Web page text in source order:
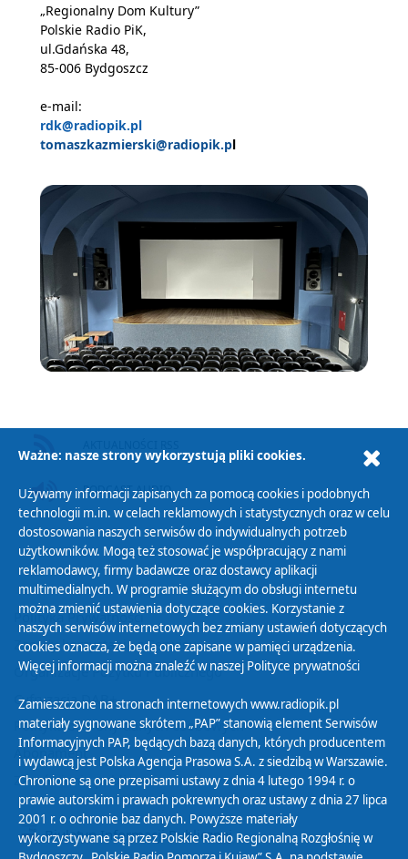
„Regionalny Dom Kultury”
Polskie Radio PiK,
ul.Gdańska 48,
85-006 Bydgoszcz
e-mail:
rdk@radiopik.pl
tomaszkazmierski@radiopik.pl
PODCAST AUDIO
Polityka Prywatności
Zasady korzystania z Serwisu
Organizacje Pożytku Publicznego
Cyfryzacja DAB+
Polityka ochrony danych osobowych
Abonament
Zamówienia publiczne
Biuletyn Informacji Publicznej
Ważne: nasze strony wykorzystują pliki cookies.
Używamy informacji zapisanych za pomocą cookies i podobnych
technologii m.in. w celach reklamowych i statystycznych oraz w celu
dostosowania naszych serwisów do indywidualnych potrzeb
użytkowników. Mogą też stosować je współpracujący z nami
reklamodawcy, firmy badawcze oraz dostawcy aplikacji
multimedialnych. W programie służącym do obsługi internetu
można zmienić ustawienia dotyczące cookies. Korzystanie z
naszych serwisów internetowych bez zmiany ustawień dotyczących
cookies oznacza, że będą one zapisane w pamięci urządzenia.
Więcej informacji można znaleźć w naszej Polityce prywatności
Zamieszczone na stronach internetowych www.radiopik.pl
materiały sygnowane skrótem „PAP” stanowią element Serwisów
Informacyjnych PAP, będących bazą danych, których producentem
i wydawcą jest Polska Agencja Prasowa S.A. z siedzibą w Warszawie.
Chronione są one przepisami ustawy z dnia 4 lutego 1994 r. o
prawie autorskim i prawach pokrewnych oraz ustawy z dnia 27 lipca
2001 r. o ochronie baz danych. Powyższe materiały
wykorzystywane są przez Polskie Radio Regionalną Rozgłośnię w